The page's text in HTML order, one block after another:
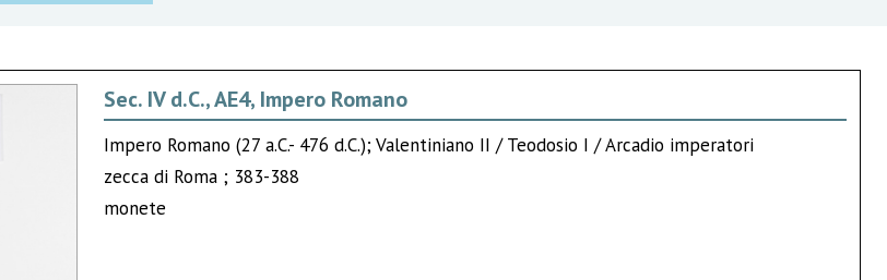
Sec. IV d.C., AE4, Impero Romano
Impero Romano (27 a.C.- 476 d.C.); Valentiniano II / Teodosio I / Arcadio imperatori
zecca di Roma ; 383-388
monete